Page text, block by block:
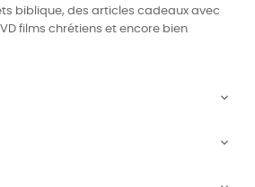
biblique, des articles cadeaux avec
films chrétiens et encore bien

